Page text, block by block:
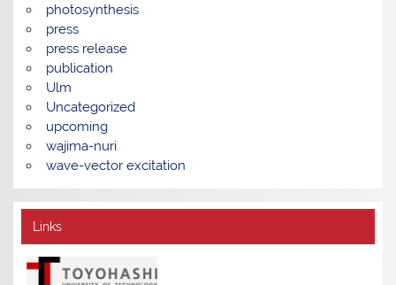
photosynthesis
press
press release
publication
Ulm
Uncategorized
upcoming
wajima-nuri
wave-vector excitation
Links